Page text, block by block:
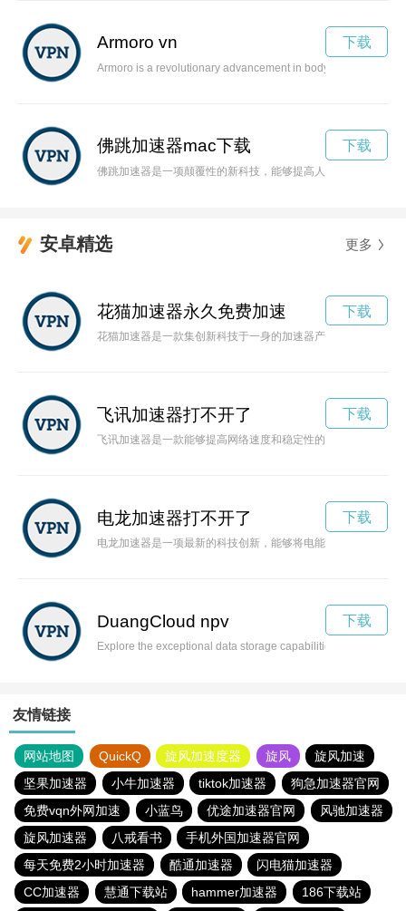
Armoro vn
Armoro is a revolutionary advancement in body armor
下载
佛跳加速器mac下载
佛跳加速器是一项颠覆性的新科技，能够提高人类移动速度，让
下载
安卓精选 更多
花猫加速器永久免费加速
花猫加速器是一款集创新科技于一身的加速器产品，能够帮助
下载
飞讯加速器打不开了
飞讯加速器是一款能够提高网络速度和稳定性的工具，通过加
下载
电龙加速器打不开了
电龙加速器是一项最新的科技创新，能够将电能转化为强大的
下载
DuangCloud npv
Explore the exceptional data storage capabilities of
下载
友情链接
网站地图 QuickQ 旋风加速度器 旋风
旋风加速
坚果加速器
小牛加速器 tiktok加速器
狗急加速器官网
免费vqn外网加速
小蓝鸟 优途加速器官网
风驰加速器
旋风加速器
八戒看书
手机外国加速器官网
每天免费2小时加速器
酷通加速器
闪电猫加速器
CC加速器
慧通下载站 hammer加速器 186下载站